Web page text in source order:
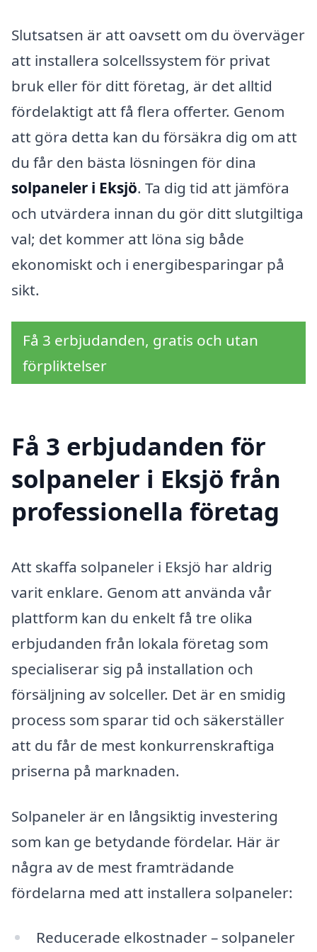
Slutsatsen är att oavsett om du överväger
att installera solcellssystem för privat
bruk eller för ditt företag, är det alltid
fördelaktigt att få flera offerter. Genom
att göra detta kan du försäkra dig om att
du får den bästa lösningen för dina
solpaneler i Eksjö. Ta dig tid att jämföra
och utvärdera innan du gör ditt slutgiltiga
val; det kommer att löna sig både
ekonomiskt och i energibesparingar på
sikt.
Få 3 erbjudanden, gratis och utan
förpliktelser
Få 3 erbjudanden för
solpaneler i Eksjö från
professionella företag
Att skaffa solpaneler i Eksjö har aldrig
varit enklare. Genom att använda vår
plattform kan du enkelt få tre olika
erbjudanden från lokala företag som
specialiserar sig på installation och
försäljning av solceller. Det är en smidig
process som sparar tid och säkerställer
att du får de mest konkurrenskraftiga
priserna på marknaden.
Solpaneler är en långsiktig investering
som kan ge betydande fördelar. Här är
några av de mest framträdande
fördelarna med att installera solpaneler:
Reducerade elkostnader – solpaneler